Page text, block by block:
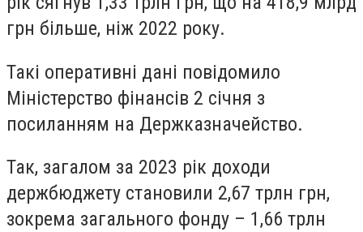
грн більше, ніж 2022 року.
Такі оперативні дані повідомило
Міністерство фінансів 2 січня з
посиланням на Держказначейство.
Так, загалом за 2023 рік доходи
держбюджету становили 2,67 трлн грн,
зокрема загального фонду – 1,66 трлн